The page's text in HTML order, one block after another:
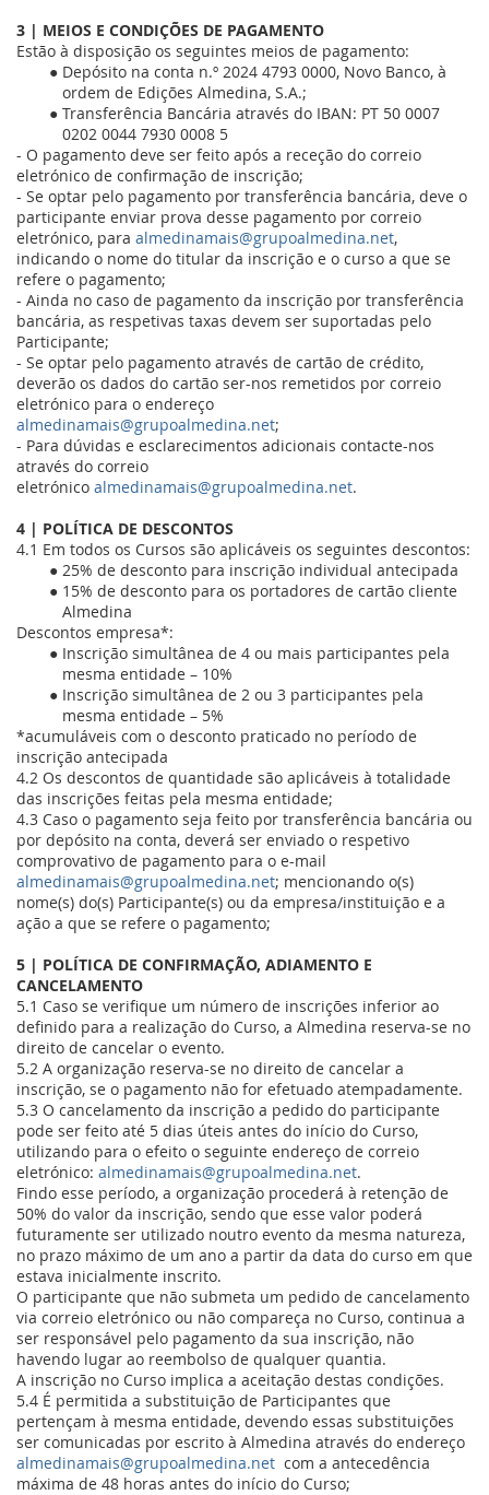
3 | MEIOS E CONDIÇÕES DE PAGAMENTO
Estão à disposição os seguintes meios de pagamento:
Depósito na conta n.º 2024 4793 0000, Novo Banco, à
ordem de Edições Almedina, S.A.;
Transferência Bancária através do IBAN: PT 50 0007
0202 0044 7930 0008 5
- O pagamento deve ser feito após a receção do correio
eletrónico de confirmação de inscrição;
- Se optar pelo pagamento por transferência bancária, deve o
participante enviar prova desse pagamento por correio
eletrónico, para almedinamais@grupoalmedina.net,
indicando o nome do titular da inscrição e o curso a que se
refere o pagamento;
- Ainda no caso de pagamento da inscrição por transferência
bancária, as respetivas taxas devem ser suportadas pelo
Participante;
- Se optar pelo pagamento através de cartão de crédito,
deverão os dados do cartão ser-nos remetidos por correio
eletrónico para o endereço
almedinamais@grupoalmedina.net;
- Para dúvidas e esclarecimentos adicionais contacte-nos
através do correio
eletrónico almedinamais@grupoalmedina.net.
4 | POLÍTICA DE DESCONTOS
4.1 Em todos os Cursos são aplicáveis os seguintes descontos:
25% de desconto para inscrição individual antecipada
15% de desconto para os portadores de cartão cliente
Almedina
Descontos empresa*:
Inscrição simultânea de 4 ou mais participantes pela
mesma entidade – 10%
Inscrição simultânea de 2 ou 3 participantes pela
mesma entidade – 5%
*acumuláveis com o desconto praticado no período de
inscrição antecipada
4.2 Os descontos de quantidade são aplicáveis à totalidade
das inscrições feitas pela mesma entidade;
4.3 Caso o pagamento seja feito por transferência bancária ou
por depósito na conta, deverá ser enviado o respetivo
comprovativo de pagamento para o e-mail
almedinamais@grupoalmedina.net; mencionando o(s)
nome(s) do(s) Participante(s) ou da empresa/instituição e a
ação a que se refere o pagamento;
5 | POLÍTICA DE CONFIRMAÇÃO, ADIAMENTO E
CANCELAMENTO
5.1 Caso se verifique um número de inscrições inferior ao
definido para a realização do Curso, a Almedina reserva-se no
direito de cancelar o evento.
5.2 A organização reserva-se no direito de cancelar a
inscrição, se o pagamento não for efetuado atempadamente.
5.3 O cancelamento da inscrição a pedido do participante
pode ser feito até 5 dias úteis antes do início do Curso,
utilizando para o efeito o seguinte endereço de correio
eletrónico: almedinamais@grupoalmedina.net.
Findo esse período, a organização procederá à retenção de
50% do valor da inscrição, sendo que esse valor poderá
futuramente ser utilizado noutro evento da mesma natureza,
no prazo máximo de um ano a partir da data do curso em que
estava inicialmente inscrito.
O participante que não submeta um pedido de cancelamento
via correio eletrónico ou não compareça no Curso, continua a
ser responsável pelo pagamento da sua inscrição, não
havendo lugar ao reembolso de qualquer quantia.
A inscrição no Curso implica a aceitação destas condições.
5.4 É permitida a substituição de Participantes que
pertençam à mesma entidade, devendo essas substituições
ser comunicadas por escrito à Almedina através do endereço
almedinamais@grupoalmedina.net com a antecedência
máxima de 48 horas antes do início do Curso;